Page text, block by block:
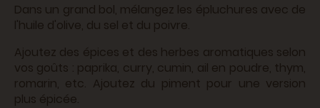
Dans un grand bol, mélangez les épluchures avec de
l'huile d'olive, du sel et du poivre.
Ajoutez des épices et des herbes aromatiques selon
vos goûts : paprika, curry, cumin, ail en poudre, thym,
romarin, etc. Ajoutez du piment pour une version
plus épicée.